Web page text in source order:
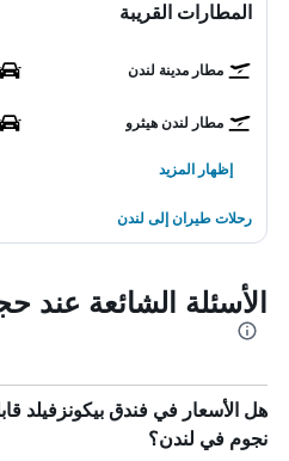
المطارات القريبة
مطار مدينة لندن
مطار لندن هيثرو
إظهار المزيد
رحلات طيران إلى لندن
الأسئلة الشائعة عند
نجوم في لندن؟